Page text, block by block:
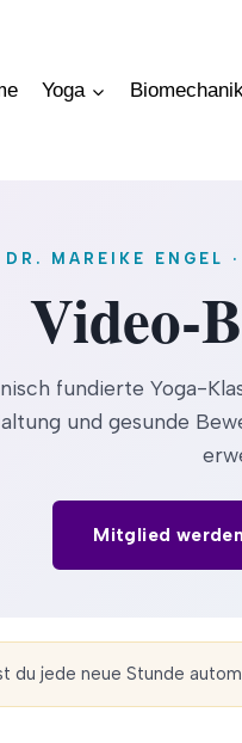
Yoga
DR. MAREIKE ENGEL
Video-
fundierte Yoga-
und gesunde
Mitglied
du jede neue Stunde